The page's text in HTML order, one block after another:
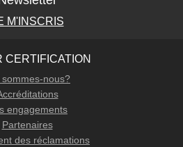
M'INSCRIS
CERTIFICATION
sommes-nous?
engagements
Partenaires
des réclamations